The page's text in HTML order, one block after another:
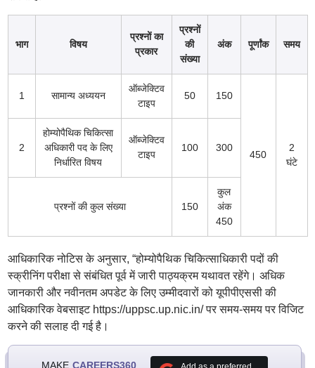
भाग विषय
प्रश्नों का
प्रकार
प्रश्नों
की
संख्या
अंक पूर्णांक समय
1 सामान्य अध्ययन
ऑब्जेक्टिव
टाइप
50 150
450
2
घंटे
2
होम्योपैथिक चिकित्सा
अधिकारी पद के लिए
निर्धारित विषय
ऑब्जेक्टिव
टाइप
100 300
प्रश्नों की कुल संख्या 150
कुल
अंक
450
आधिकारिक नोटिस के अनुसार, “होम्योपैथिक चिकित्साधिकारी पदों की
स्क्रीनिंग परीक्षा से संबंधित पूर्व में जारी पाठ्यक्रम यथावत रहेंगे। अधिक
जानकारी और नवीनतम अपडेट के लिए उम्मीदवारों को यूपीपीएससी की
आधिकारिक वेबसाइट https://uppsc.up.nic.in/ पर समय-समय पर विजिट
करने की सलाह दी गई है।
MAKE CAREERS360